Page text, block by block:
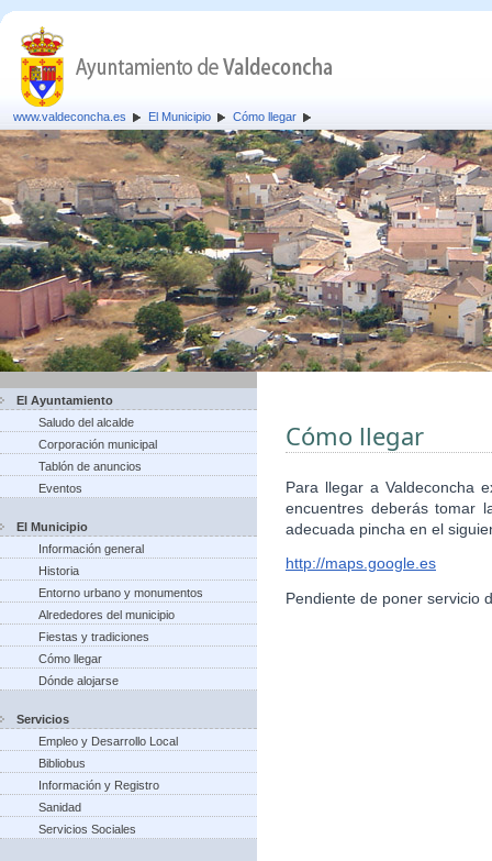
www.valdeconcha.es El Municipio Cómo llegar
El Ayuntamiento
Saludo del alcalde
Corporación municipal
Tablón de anuncios
Eventos
El Municipio
Información general
Historia
Entorno urbano y monumentos
Alrededores del municipio
Fiestas y tradiciones
Cómo llegar
Dónde alojarse
Servicios
Empleo y Desarrollo Local
Bibliobus
Información y Registro
Sanidad
Servicios Sociales
Cómo llegar
Para llegar a Valdeconcha
encuentres deberás tomar
adecuada pincha en el
http://maps.google.es
Pendiente de poner servicio